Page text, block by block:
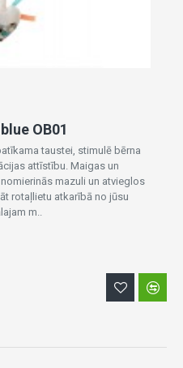
OB01
taustei, stimulē bērna
attīstību. Maigas un
mazuli un atvieglos
rotaļlietu atkarībā no jūsu
m..